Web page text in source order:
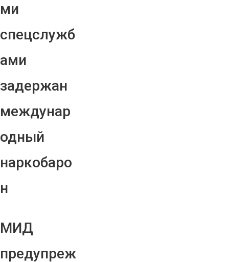
ми
спецслужб
ами
задержан
междунар
одный
наркобаро
н
МИД
предупреж